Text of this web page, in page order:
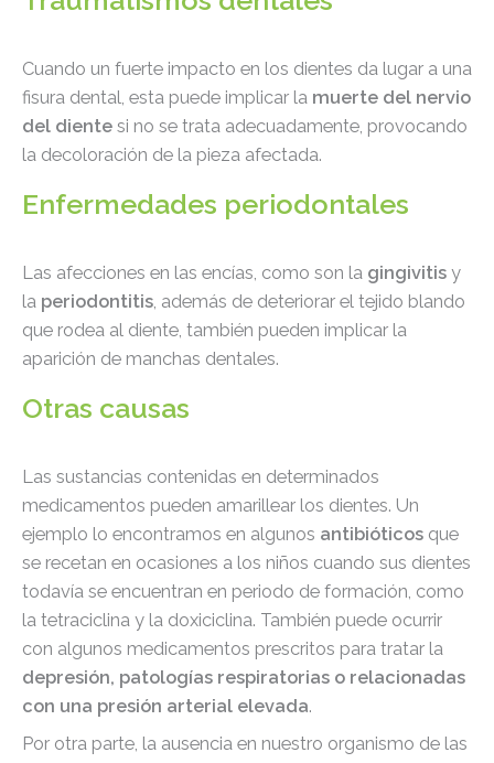
Cuando un fuerte impacto en los dientes da lugar a una
fisura dental, esta puede implicar la muerte del nervio
del diente si no se trata adecuadamente, provocando
la decoloración de la pieza afectada.
Enfermedades periodontales
Las afecciones en las encías, como son la gingivitis y
la periodontitis, además de deteriorar el tejido blando
que rodea al diente, también pueden implicar la
aparición de manchas dentales.
Otras causas
Las sustancias contenidas en determinados
medicamentos pueden amarillear los dientes. Un
ejemplo lo encontramos en algunos antibióticos que
se recetan en ocasiones a los niños cuando sus dientes
todavía se encuentran en periodo de formación, como
la tetraciclina y la doxiciclina. También puede ocurrir
con algunos medicamentos prescritos para tratar la
depresión, patologías respiratorias o relacionadas
con una presión arterial elevada.
Por otra parte, la ausencia en nuestro organismo de las